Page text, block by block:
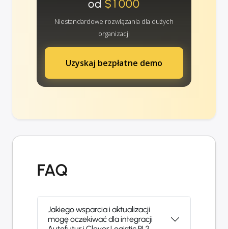
od $1000
Niestandardowe rozwiązania dla dużych
organizacji
Uzyskaj bezpłatne demo
FAQ
Jakiego wsparcia i aktualizacji
mogę oczekiwać dla integracji